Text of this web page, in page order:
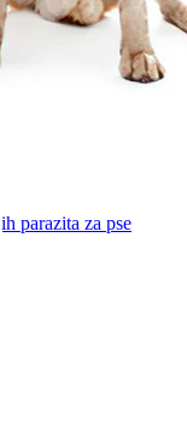
parazita za pse